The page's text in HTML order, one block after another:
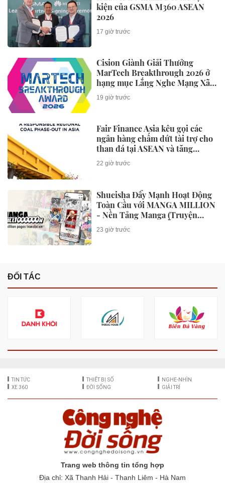
kiện của GSMA M360 ASEAN
2026
17 giờ trước
Cision Giành Giải Thưởng
MarTech Breakthrough 2026 ở
hạng mục Lắng Nghe Mạng Xã
Hội, Phân Phối Thông Cáo Báo
Chí và Tối Ưu Hóa Công Cụ Trả
19 giờ trước
Fair Finance Asia kêu gọi các
ngân hàng chấm dứt tài trợ cho
than đá tại ASEAN và tăng
cường các biện pháp bảo vệ xã
hội
22 giờ trước
Shueisha Đẩy Mạnh Hoạt Động
Toàn Cầu với MANGA MILLION
- Nền Tảng Manga (Truyện
Tranh Nhật Bản) Hỗ Trợ 100
Ngôn Ngữ
23 giờ trước
ĐỐI TÁC
TIN TỨC THIẾT BỊ SỐ
NGHE-NHÌN
XE 360
ĐỜI SỐNG GIẢI TRÍ
Trang web thông tin tổng hợp
Địa chỉ: Xã Thanh Hải - Thanh Liêm - Hà Nam